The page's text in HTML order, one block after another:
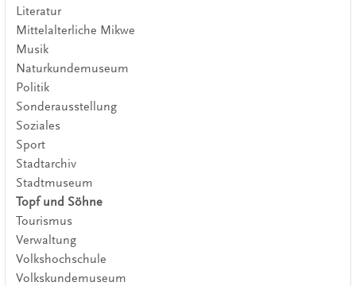
Literatur
Mittelalterliche Mikwe
Musik
Naturkundemuseum
Politik
Sonderausstellung
Soziales
Sport
Stadtarchiv
Stadtmuseum
Topf und Söhne
Tourismus
Verwaltung
Volkshochschule
Volkskundemuseum